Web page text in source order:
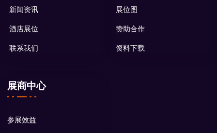
新闻资讯
酒店展位
联系我们
展位图
赞助合作
资料下载
展商中心
参展效益